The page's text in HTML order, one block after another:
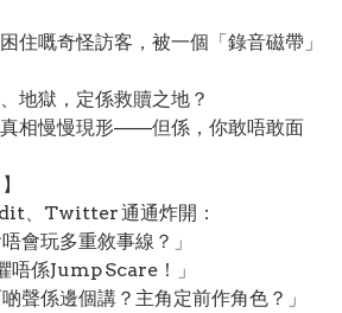
住嘅奇怪訪客，被一個「錄音磁帶」
地獄，定係救贖之地？
相慢慢現形——但係，你敢唔敢面
、Twitter 通通炸開：
會玩多重敘事線？」
唔係Jump Scare！」
聲係邊個講？主角定前作角色？」